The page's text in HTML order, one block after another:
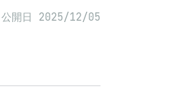
公開日 2025/12/05